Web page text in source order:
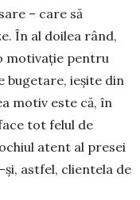
– care să
În al doilea rând,
motivație pentru
bugetare, ieșite din
motiv este că, în
tot felul de
atent al presei
și, astfel, clientela de